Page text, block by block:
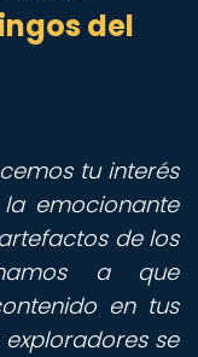
del
tu interés
emocionante
de los
a que
en tus
se